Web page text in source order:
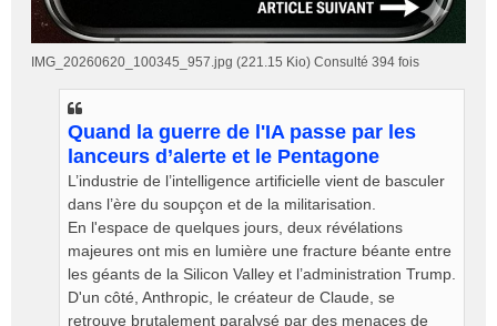
IMG_20260620_100345_957.jpg (221.15 Kio) Consulté 394 fois
Quand la guerre de l'IA passe par les
lanceurs d’alerte et le Pentagone
​L’industrie de l’intelligence artificielle vient de basculer
dans l’ère du soupçon et de la militarisation.
En l'espace de quelques jours, deux révélations
majeures ont mis en lumière une fracture béante entre
les géants de la Silicon Valley et l’administration Trump.
D'un côté, Anthropic, le créateur de Claude, se
retrouve brutalement paralysé par des menaces de